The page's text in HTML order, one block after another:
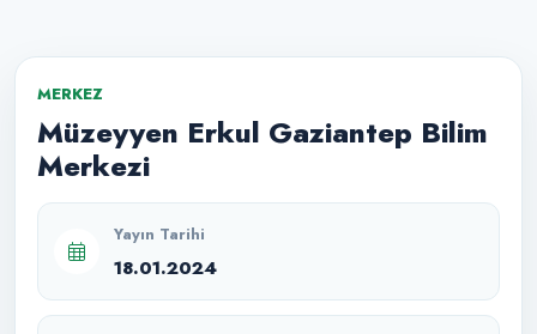
MERKEZ
Müzeyyen Erkul Gaziantep Bilim
Merkezi
Yayın Tarihi
18.01.2024